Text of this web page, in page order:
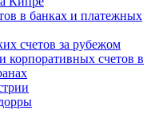
в банках и платежных
счетов за рубежом
счетов в